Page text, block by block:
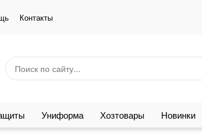
Контакты
Униформа Хозтовары Новинки